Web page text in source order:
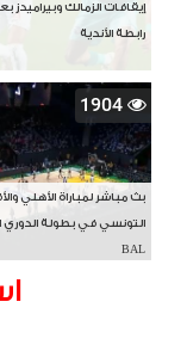
إيقافات الزمالك وبيراميدز
رابطة الأندية
1904
بث مباشر لمباراة الأهلي
التونسي في بطولة الدوري
BAL